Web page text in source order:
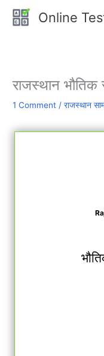
Online
राजस्थान
1 Comment /राजस्थान